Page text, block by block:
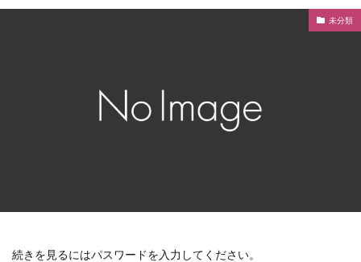
未分類
続きを見るにはパスワードを入力してください。